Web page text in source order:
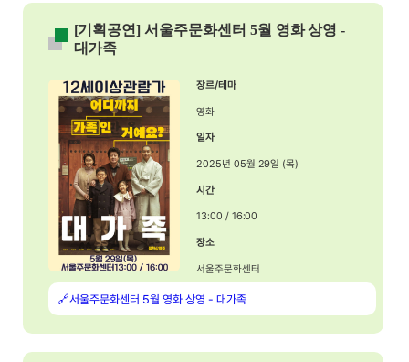
[기획공연] 서울주문화센터 5월 영화 상영 -
대가족
장르/테마
영화
일자
2025년 05월 29일 (목)
시간
13:00 / 16:00
장소
서울주문화센터
🔗서울주문화센터 5월 영화 상영 - 대가족